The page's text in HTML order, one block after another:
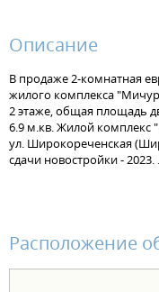
Описание
В продаже 2-комнатная
жилого комплекса
2 этаже, общая площадь
6.9 м.кв. Жилой комплекс
ул. Широкореченская
сдачи новостройки -
Расположение